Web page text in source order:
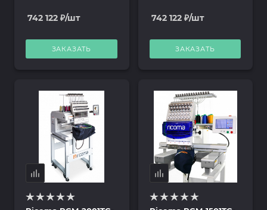
742 122 ₽/шт
ЗАКАЗАТЬ
742 122₽/шт
ЗАКАЗАТЬ